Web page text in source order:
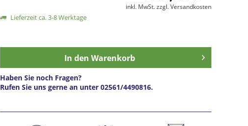
inkl. MwSt.zzgl. Versandkosten
Lieferzeit ca. 3-8 Werktage
In den Warenkorb
Haben Sie noch Fragen?
Rufen Sie uns gerne an unter 02561/4490816.
Preis anfragen